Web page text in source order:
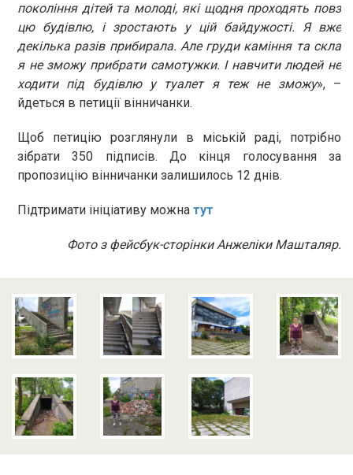
покоління дітей та молоді, які щодня проходять повз
цю будівлю, і зростають у цій байдужості. Я вже
декілька разів прибирала. Але груди каміння та скла
я не зможу прибрати самотужки. І навчити людей не
ходити під будівлю у туалет я теж не зможу», –
йдеться в петиції вінничанки.
Щоб петицію розглянули в міській раді, потрібно
зібрати 350 підписів. До кінця голосування за
пропозицію вінничанки залишилось 12 днів.
Підтримати ініціативу можна тут
Фото з фейсбук-сторінки Анжеліки Машталяр.